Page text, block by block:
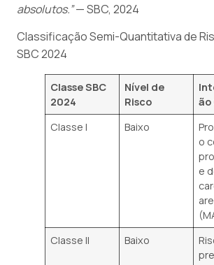
absolutos.”— SBC, 2024
Classificação Semi-Quantitativa de
SBC 2024
Classe SBC
2024
Nível de
Risco
ão
Classe I
Baixo
o
e
Classe II
Baixo